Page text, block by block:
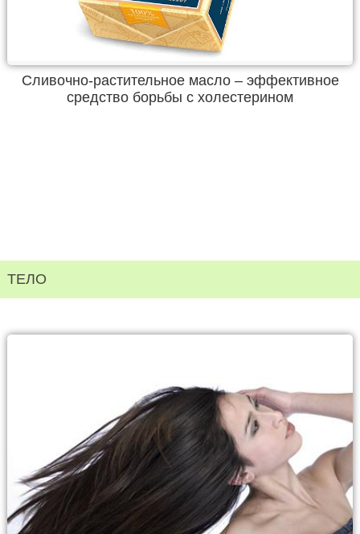
Сливочно-растительное масло – эффективное
средство борьбы с холестерином
ТЕЛО